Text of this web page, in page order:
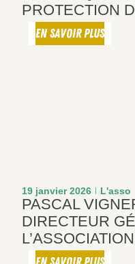
PROTECTION
EN SAVOIR PLUS
19 janvier 2026 L'asso
PASCAL
DIRECTEUR
L’ASSOCIATION